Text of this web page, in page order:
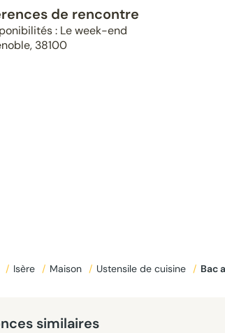
de rencontre
: Le week-end
38100
/ Isère / Maison / Ustensile de cuisine / Bac
similaires